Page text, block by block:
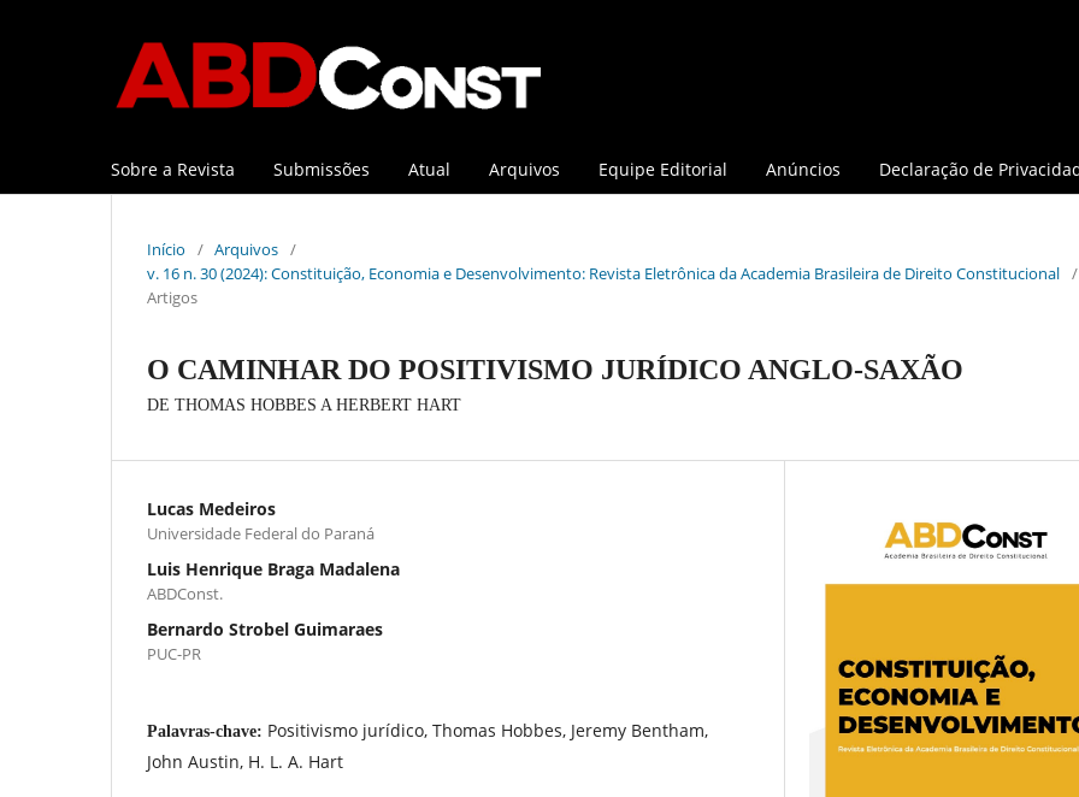
Sobre a Revista Submissões Atual Arquivos Equipe Editorial Anúncios Declaração de
Início / Arquivos /
v. 16 n. 30 (2024): Constituição, Economia e Desenvolvimento: Revista Eletrônica da Academia Brasileira de Direito Constitucional /
Artigos
O CAMINHAR DO POSITIVISMO JURÍDICO ANGLO-SAXÃO
DE THOMAS HOBBES A HERBERT HART
Lucas Medeiros
Universidade Federal do Paraná
Luis Henrique Braga Madalena
ABDConst.
Bernardo Strobel Guimaraes
PUC-PR
Palavras-chave: Positivismo jurídico, Thomas Hobbes, Jeremy Bentham,
John Austin, H. L. A. Hart